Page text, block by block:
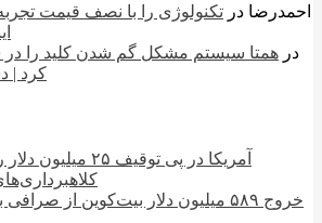
احمدرضا در تکنولوژی را با نصف قیمت
در همتا سیستم مشکل گم شدن کلید را در
کرد |
آمریکا در پی توقیف
خروج ۵۸۹ میلیون دلار بیت‌کوین از